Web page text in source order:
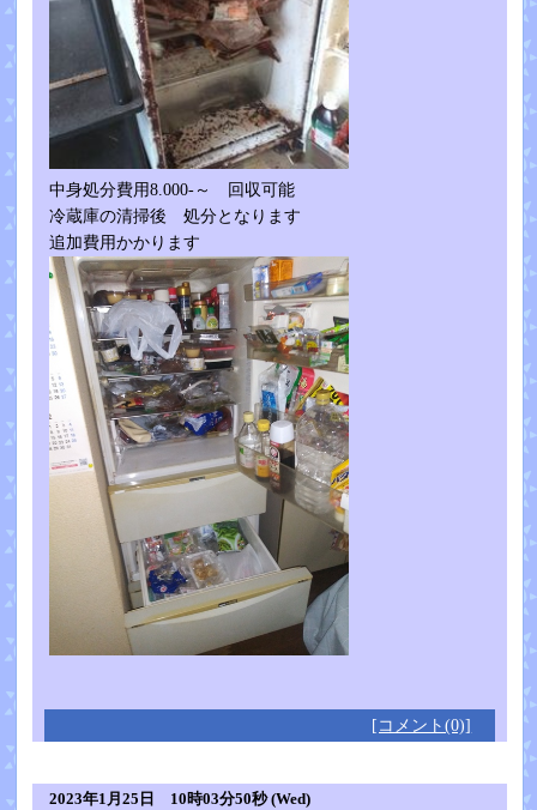
中身処分費用8.000-～ 回収可能
冷蔵庫の清掃後 処分となります
追加費用かかります
[コメント(0)]
2023年1月25日 10時03分50秒 (Wed)